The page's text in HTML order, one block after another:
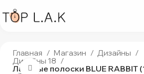
Главная Магазин
Дизайны
Дизайны 18
Лаковые полоски BLUE RABBIT
Нажмите, чтобы увеличить